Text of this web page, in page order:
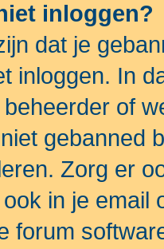
inloggen?
dat je
inloggen. In
of
gebanned
Zorg er
in je email
forum